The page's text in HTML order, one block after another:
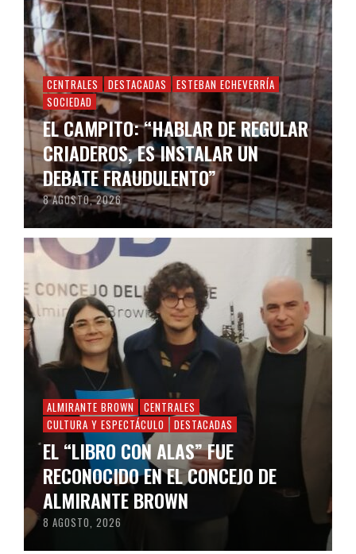
CENTRALES DESTACADAS
ESTEBAN ECHEVERRÍA
SOCIEDAD
EL CAMPITO: “HABLAR DE REGULAR
CRIADEROS, ES INSTALAR UN
DEBATE FRAUDULENTO”
8 AGOSTO, 2026
ALMIRANTE BROWN
CENTRALES
CULTURA Y ESPECTÁCULO
DESTACADAS
EL “LIBRO CON ALAS” FUE
RECONOCIDO EN EL CONCEJO DE
ALMIRANTE BROWN
8 AGOSTO, 2026